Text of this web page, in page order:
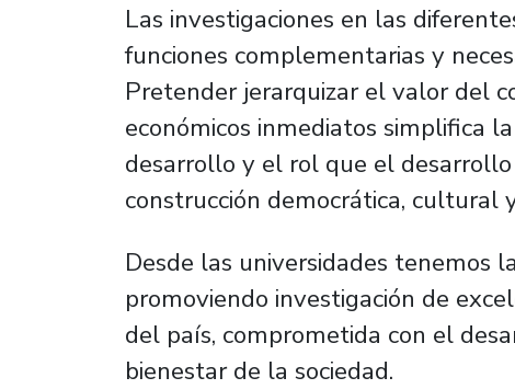
Las investigaciones en las
funciones complementarias y
Pretender jerarquizar el valor del
económicos inmediatos simplifica
desarrollo y el rol que el
construcción democrática, cultural
Desde las universidades tenemos
promoviendo investigación de
del país, comprometida con el
bienestar de la sociedad.